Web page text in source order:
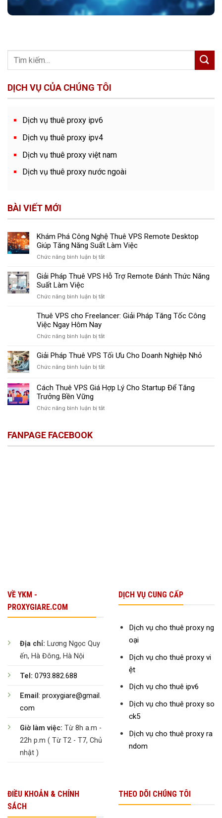
DỊCH VỤ CỦA CHÚNG TÔI
Dịch vụ thuê proxy ipv6
Dịch vụ thuê proxy ipv4
Dịch vụ thuê proxy việt nam
Dịch vụ thuê proxy nước ngoài
BÀI VIẾT MỚI
Khám Phá Công Nghệ Thuê VPS Remote Desktop
Giúp Tăng Năng Suất Làm Việc
Chức năng bình luận bị tắtở
Phá
Thuê
Remote
Suất
Làm
Giải Pháp Thuê VPS Hỗ Trợ Remote Đánh Thức Năng
Suất Làm Việc
Chức năng bình luận bị tắtở
Pháp
Hỗ
Remote
Suất
Việc
Thuê VPS cho Freelancer: Giải Pháp Tăng Tốc Công
Việc Ngay Hôm Nay
Chức năng bình luận bị tắtở
VPS
Freelancer:
Pháp
Công
Nay
Giải Pháp Thuê VPS Tối Ưu Cho Doanh Nghiệp Nhỏ
Chức năng bình luận bị tắtở
Pháp
Thuê
Tối
Cách Thuê VPS Giá Hợp Lý Cho Startup Để Tăng
Trưởng Bền Vững
Chức năng bình luận bị tắtở
FANPAGE FACEBOOK
VỀ YKM -
PROXYGIARE.COM
Địa chỉ: Lương Ngọc Quy
ến, Hà Đông, Hà Nội
Tel: 0793.882.688
Email : proxygiare@gmail.
com
Giờ làm việc: Từ 8h a.m -
22h p.m ( Từ T2 - T7, Chủ
nhật )
DỊCH VỤ CUNG CẤP
Dịch vụ cho thuê proxy ng
oại
Dịch vụ cho thuê proxy vi
ệt
Dịch vụ cho thuê ipv6
Dịch vụ cho thuê proxy so
ck5
Dịch vụ cho thuê proxy ra
ndom
ĐIỀU KHOẢN & CHÍNH
SÁCH
THEO DÕI CHÚNG TÔI